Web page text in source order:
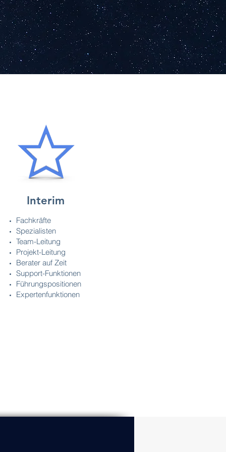
Interim
Fachkräfte
Spezialisten
Team-Leitung
Projekt-Leitung
Berater auf Zeit
Support-Funktionen
Führungspositionen
Expertenfunktionen